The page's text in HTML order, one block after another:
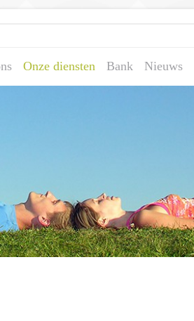
Onze diensten Bank Nieuws